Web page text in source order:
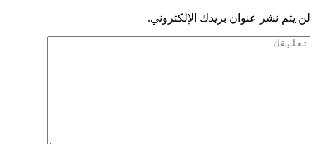
لن يتم نشر عنوان بريدك الإلكتروني.